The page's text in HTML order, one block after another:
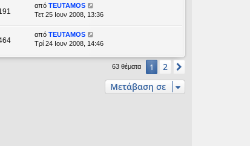
από TEUTAMOS
Τετ 25 Ιουν 2008, 13:36
από TEUTAMOS
Τρί 24 Ιουν 2008, 14:46
63 θέματα 1 2
Μετάβαση σε